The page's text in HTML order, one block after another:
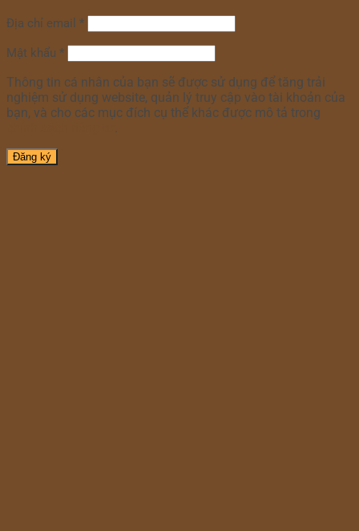
Địa chỉ email *
Mật khẩu *
Thông tin cá nhân của bạn sẽ được sử dụng để tăng trải
nghiệm sử dụng website, quản lý truy cập vào tài khoản của
bạn, và cho các mục đích cụ thể khác được mô tả trong
Đăng ký